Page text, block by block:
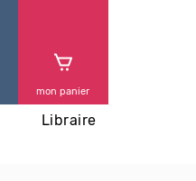
mon panier
Libraire